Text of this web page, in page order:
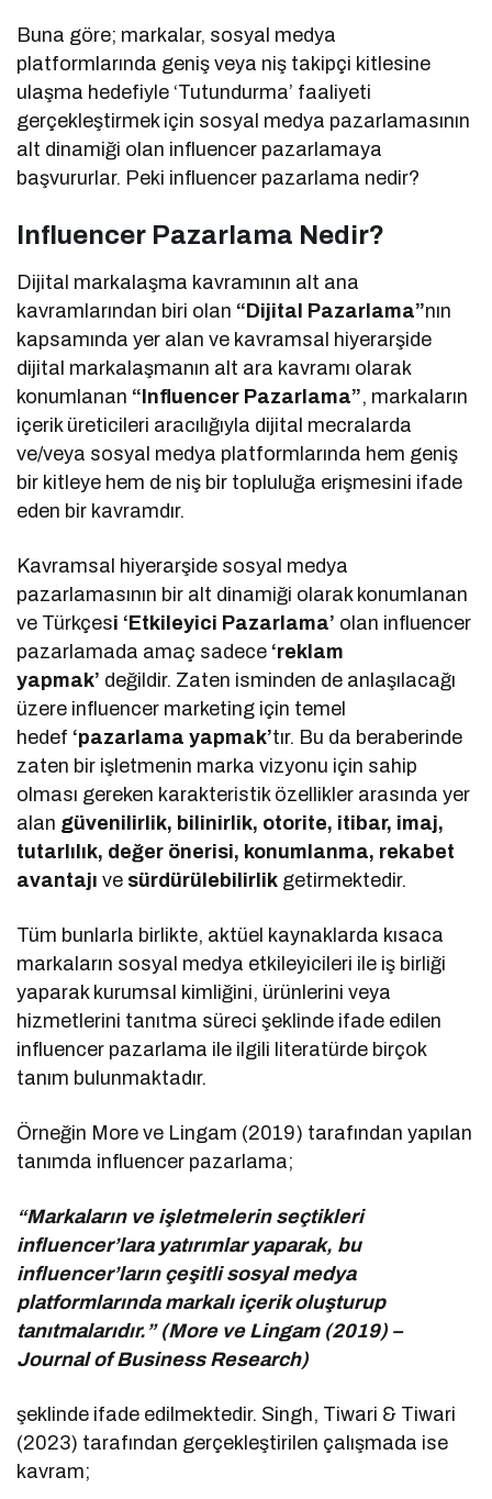
Buna göre; markalar, sosyal medya
platformlarında geniş veya niş takipçi kitlesine
ulaşma hedefiyle ‘Tutundurma’ faaliyeti
gerçekleştirmek için sosyal medya pazarlamasının
alt dinamiği olan influencer pazarlamaya
başvururlar. Peki influencer pazarlama nedir?
Influencer Pazarlama Nedir?
Dijital markalaşma kavramının alt ana
kavramlarından biri olan “Dijital Pazarlama”nın
kapsamında yer alan ve kavramsal hiyerarşide
dijital markalaşmanın alt ara kavramı olarak
konumlanan “Influencer Pazarlama”, markaların
içerik üreticileri aracılığıyla dijital mecralarda
ve/veya sosyal medya platformlarında hem geniş
bir kitleye hem de niş bir topluluğa erişmesini ifade
eden bir kavramdır.
Kavramsal hiyerarşide sosyal medya
pazarlamasının bir alt dinamiği olarak konumlanan
ve Türkçesi ‘Etkileyici Pazarlama’ olan influencer
pazarlamada amaç sadece ‘reklam
yapmak’ değildir. Zaten isminden de anlaşılacağı
üzere influencer marketing için temel
hedef ‘pazarlama yapmak’tır. Bu da beraberinde
zaten bir işletmenin marka vizyonu için sahip
olması gereken karakteristik özellikler arasında yer
alan güvenilirlik, bilinirlik, otorite, itibar, imaj,
tutarlılık, değer önerisi, konumlanma, rekabet
avantajı ve sürdürülebilirlik getirmektedir.
Tüm bunlarla birlikte, aktüel kaynaklarda kısaca
markaların sosyal medya etkileyicileri ile iş birliği
yaparak kurumsal kimliğini, ürünlerini veya
hizmetlerini tanıtma süreci şeklinde ifade edilen
influencer pazarlama ile ilgili literatürde birçok
tanım bulunmaktadır.
Örneğin More ve Lingam (2019) tarafından yapılan
tanımda influencer pazarlama;
“Markaların ve işletmelerin seçtikleri
influencer’lara yatırımlar yaparak, bu
influencer’ların çeşitli sosyal medya
platformlarında markalı içerik oluşturup
tanıtmalarıdır.” (More ve Lingam (2019) –
Journal of Business Research)
şeklinde ifade edilmektedir. Singh, Tiwari & Tiwari
(2023) tarafından gerçekleştirilen çalışmada ise
kavram;